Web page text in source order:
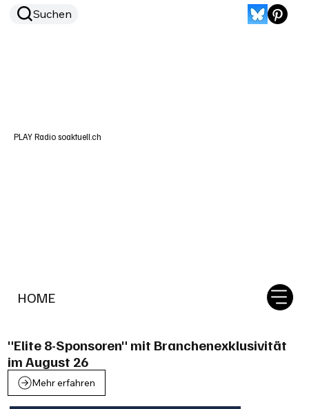
HOME
Suchen
PLAY Radio soaktuell.ch
"Elite 8-Sponsoren" mit Branchenexklusivität
im August 26
Mehr erfahren